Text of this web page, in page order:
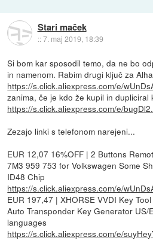
Stari maček
::7. maj 2019, 18:39
Si bom kar sposodil temo, da ne bo
in namenom. Rabim drugi ključ za
https://s.click.aliexpress.com/e/
zanima, če je kdo že kupil in dupliciral
https://s.click.aliexpress.com/e/
Zezajo linki s telefonom narejeni...
EUR 12,07 16%OFF | 2 Buttons
7M3 959 753 for Volkswagen Some
ID48 Chip
https://s.click.aliexpress.com/e/
EUR 197,47 | XHORSE VVDI Key
Auto Transponder Key Generator US/
languages
https://s.click.aliexpress.com/e/